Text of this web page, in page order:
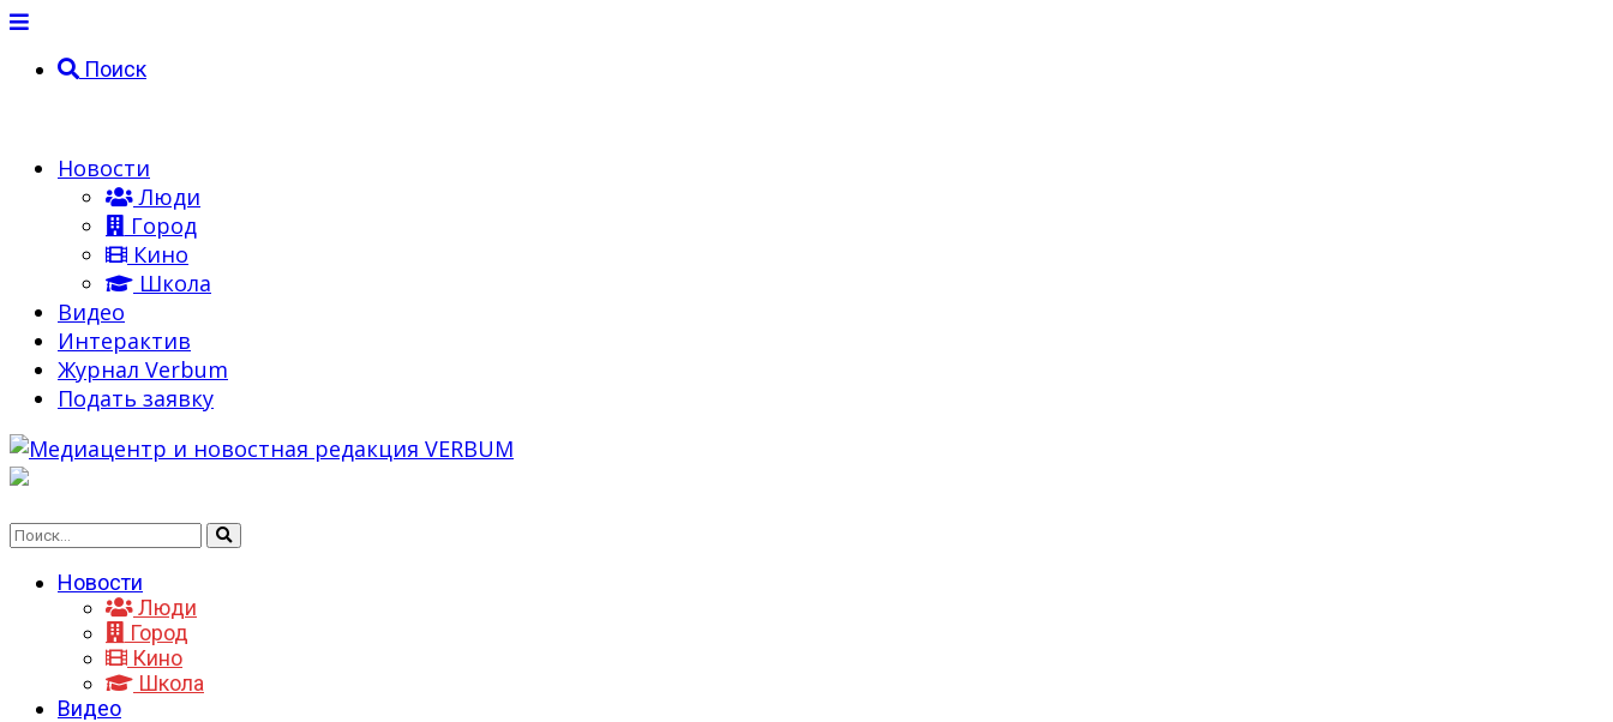
Поиск
Новости
Люди
Город
Кино
Школа
Видео
Интерактив
Журнал Verbum
Подать заявку
Новости
Люди
Город
Кино
Школа
Видео